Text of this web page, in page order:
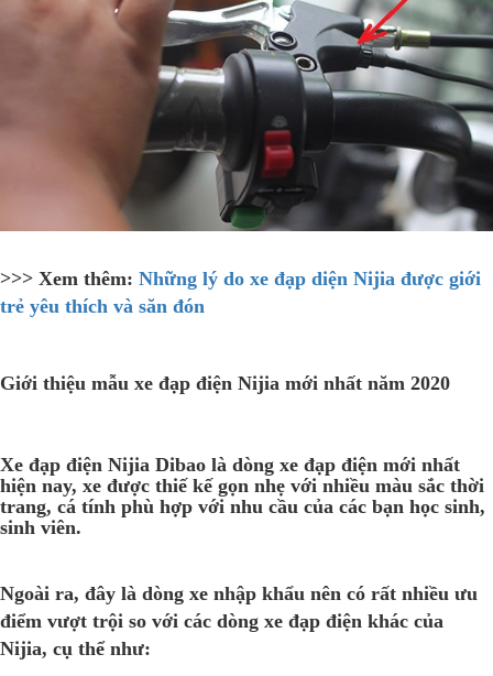
>>> Xem thêm: Những lý do xe đạp diện Nijia được giới
trẻ yêu thích và săn đón
Giới thiệu mẫu xe đạp điện Nijia mới nhất năm 2020
Xe đạp điện Nijia Dibao là dòng xe đạp điện mới nhất
hiện nay, xe được thiế kế gọn nhẹ với nhiều màu sắc thời
trang, cá tính phù hợp với nhu cầu của các bạn học sinh,
sinh viên.
Ngoài ra, đây là dòng xe nhập khẩu nên có rất nhiều ưu
điểm vượt trội so với các dòng xe đạp điện khác của
Nijia, cụ thể như: